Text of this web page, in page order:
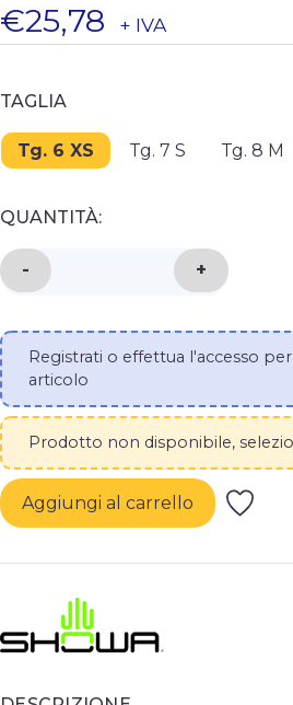
€25,78 + IVA
TAGLIA
Tg. 6 XS Tg. 7 S Tg. 8 M
QUANTITÀ:
DIMINUISCI LA QUANTITÀ DI
- +
Registrati o effettua l'accesso
articolo
Prodotto non disponibile,
Aggiungi al carrello